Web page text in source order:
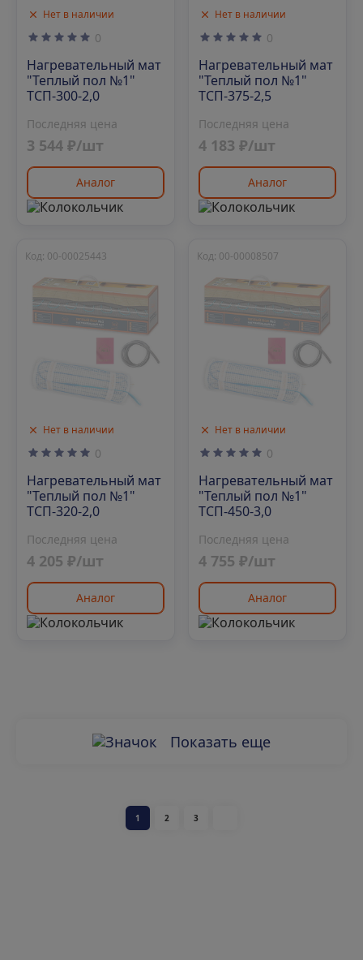
Нет в наличии
0
Нагревательный мат
"Теплый пол №1"
ТСП-300-2,0
Последняя цена
3 544 ₽/шт
Аналог
Нет в наличии
0
Нагревательный мат
"Теплый пол №1"
ТСП-375-2,5
Последняя цена
4 183 ₽/шт
Аналог
Нет в наличии
Код: 00-00025443
0
Нагревательный мат
"Теплый пол №1"
ТСП-320-2,0
Последняя цена
4 205 ₽/шт
Аналог
Нет в наличии
Код: 00-00008507
0
Нагревательный мат
"Теплый пол №1"
ТСП-450-3,0
Последняя цена
4 755 ₽/шт
Аналог
Показать еще
1 2 3